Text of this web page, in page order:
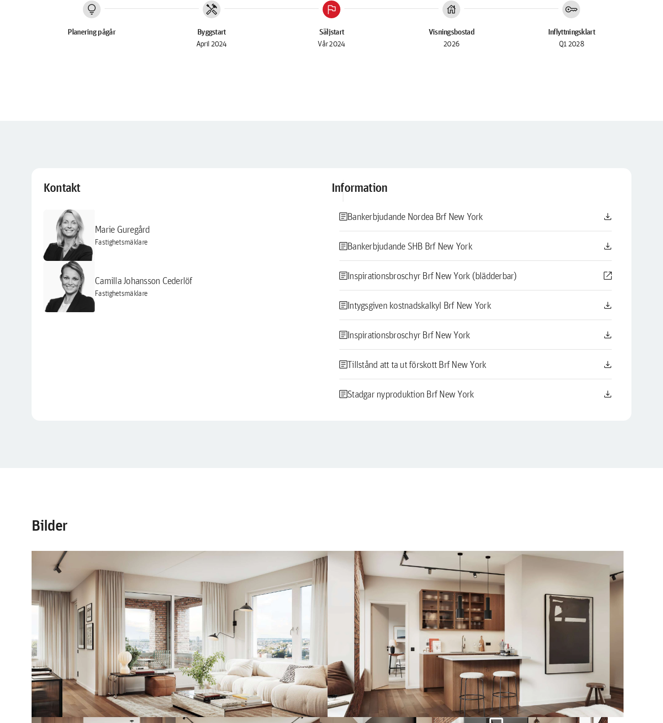
lightbulb
Planering pågår
handyman
Byggstart
April 2024
flag
Säljstart
Vår 2024
house
Visningsbostad
2026
key
Inflyttningsklart
Q1 2028
Kontakt
Marie Guregård
Fastighetsmäklare
Camilla Johansson Cederlöf
Fastighetsmäklare
Information
articleBankerbjudande Nordea Brf New York download
articleBankerbjudande SHB Brf New York download
articleInspirationsbroschyr Brf New York (blädderbar) open_in_new
articleIntygsgiven kostnadskalkyl Brf New York download
articleInspirationsbroschyr Brf New York download
articleTillstånd att ta ut förskott Brf New York download
articleStadgar nyproduktion Brf New York download
Bilder